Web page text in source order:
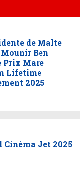
de Malte
Ben
Prix Mare
Lifetime
2025
Cinéma Jet 2025